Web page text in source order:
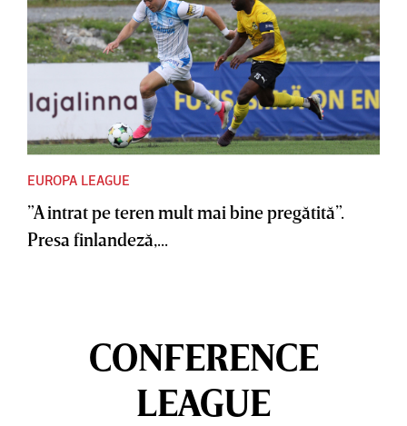
EUROPA LEAGUE
”A intrat pe teren mult mai bine pregătită”.
Presa finlandeză,...
CONFERENCE
LEAGUE